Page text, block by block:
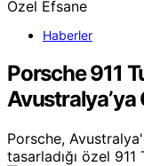
Haberler
Porsche 911
Avustralya’ya
Porsche,
tasarladığı özel